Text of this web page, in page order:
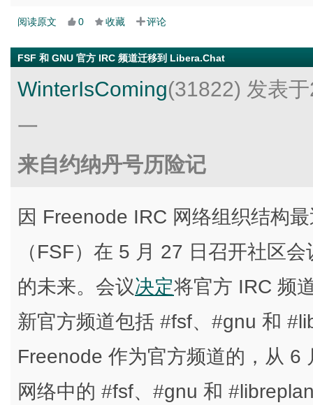
阅读原文 0 收藏 评论
FSF 和 GNU 官方 IRC 频道迁移到 Libera.Chat
WinterIsComing(31822) 发表
一
来自约纳丹号历险记
因 Freenode IRC 网络组织结构
（FSF）在 5 月 27 日召开社区
的未来。会议决定将官方 IRC 频
新官方频道包括 #fsf、#gnu 和
Freenode 作为官方频道的，从
网络中的 #fsf、#gnu 和